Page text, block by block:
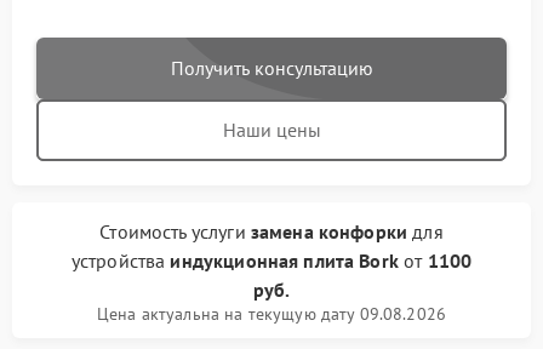
Получить консультацию
Наши цены
Стоимость услуги замена конфорки для
устройства индукционная плита Borkот 1100
руб.
Цена актуальна на текущую дату 09.08.2026